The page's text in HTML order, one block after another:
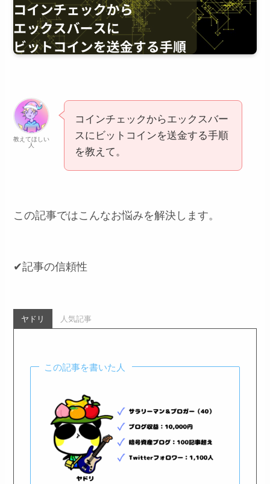
教えてほしい
人
コインチェックからエックスバー
スにビットコインを送金する手順
を教えて。
この記事ではこんなお悩みを解決します。
✔記事の信頼性
ヤドリ 人気記事
この記事を書いた人